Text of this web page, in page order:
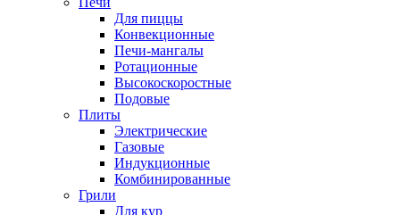
Для пиццы
Конвекционные
Печи-мангалы
Ротационные
Высокоскоростные
Подовые
Плиты
Электрические
Газовые
Индукционные
Комбинированные
Грили
Для кур